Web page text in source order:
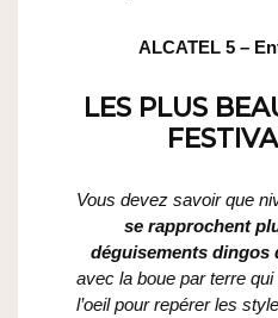
ALCATEL 5 –
LES PLUS
Vous devez savoir que
se rapprochent
déguisements dingos
avec la boue par terre qui
l’oeil pour repérer les